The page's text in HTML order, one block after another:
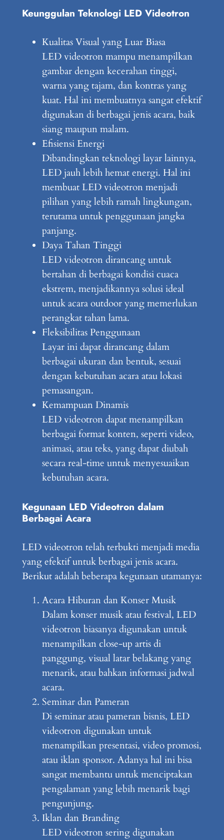
Keunggulan Teknologi LED Videotron
Kualitas Visual yang Luar Biasa
LED videotron mampu menampilkan
gambar dengan kecerahan tinggi,
warna yang tajam, dan kontras yang
kuat. Hal ini membuatnya sangat efektif
digunakan di berbagai jenis acara, baik
siang maupun malam.
Efisiensi Energi
Dibandingkan teknologi layar lainnya,
LED jauh lebih hemat energi. Hal ini
membuat LED videotron menjadi
pilihan yang lebih ramah lingkungan,
terutama untuk penggunaan jangka
panjang.
Daya Tahan Tinggi
LED videotron dirancang untuk
bertahan di berbagai kondisi cuaca
ekstrem, menjadikannya solusi ideal
untuk acara outdoor yang memerlukan
perangkat tahan lama.
Fleksibilitas Penggunaan
Layar ini dapat dirancang dalam
berbagai ukuran dan bentuk, sesuai
dengan kebutuhan acara atau lokasi
pemasangan.
Kemampuan Dinamis
LED videotron dapat menampilkan
berbagai format konten, seperti video,
animasi, atau teks, yang dapat diubah
secara real-time untuk menyesuaikan
kebutuhan acara.
Kegunaan LED Videotron dalam
Berbagai Acara
LED videotron telah terbukti menjadi media
yang efektif untuk berbagai jenis acara.
Berikut adalah beberapa kegunaan utamanya:
Acara Hiburan dan Konser Musik
Dalam konser musik atau festival, LED
videotron biasanya digunakan untuk
menampilkan close-up artis di
panggung, visual latar belakang yang
menarik, atau bahkan informasi jadwal
acara.
Seminar dan Pameran
Di seminar atau pameran bisnis, LED
videotron digunakan untuk
menampilkan presentasi, video promosi,
atau iklan sponsor. Adanya hal ini bisa
sangat membantu untuk menciptakan
pengalaman yang lebih menarik bagi
pengunjung.
Iklan dan Branding
LED videotron sering digunakan